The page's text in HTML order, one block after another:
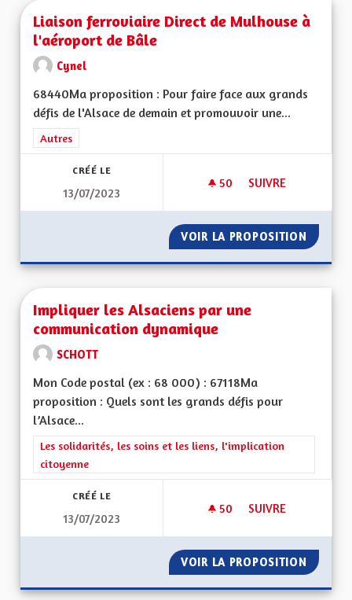
Liaison ferroviaire Direct de Mulhouse à
l'aéroport de Bâle
Cynel
68440Ma proposition : Pour faire face aux grands
défis de l'Alsace de demain et promouvoir une...
Filtrer les résultats de la catégorie : Autres
Autres
CRÉÉ LE
13/07/2023
50 50 ABONNÉS
SUIVRE
VOIR LA PROPOSITION
Impliquer les Alsaciens par une
communication dynamique
SCHOTT
Mon Code postal (ex : 68 000) : 67118Ma
proposition : Quels sont les grands défis pour
l’Alsace...
Filtrer les résultats de la catégorie : Les solidarités, les soins
Les solidarités, les soins et les liens, l'implication
citoyenne
CRÉÉ LE
13/07/2023
50 50 ABONNÉS
SUIVRE
VOIR LA PROPOSITION